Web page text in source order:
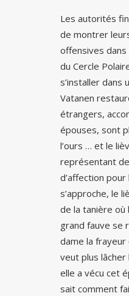
Les autorités
de montrer
offensives
du Cercle
s’installer dans
Vatanen
étrangers,
épouses, sont
l’ours … et le
représentant
d’affection
s’approche, le
de la tanière où
grand fauve se
dame la frayeur
veut plus lâcher
elle a vécu cet
sait comment